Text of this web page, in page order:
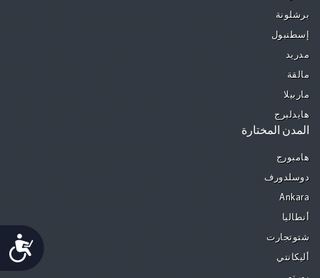
Accessibility
برشلونة
إسطنبول
مدريد
مالقة
ماربيلا
هايدلبرج
المدن المختارة
هامبورج
دوسلدورف
Ankara
أنطاليا
شتوتجارت
أليكانتي